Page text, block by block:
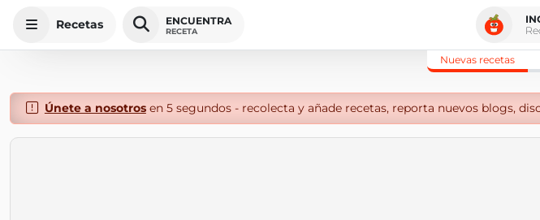
Recetas ENCUENTRA
RECETA
Nuevas recetas
Únete a nosotrosen 5 segundos - recolecta y añade recetas, reporta nuevos blogs,